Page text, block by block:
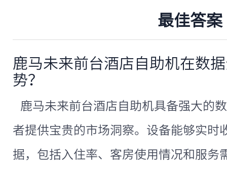
最佳答案
鹿马未来前台酒店自助机在数
势？
鹿马未来前台酒店自助机具备强大的
者提供宝贵的市场洞察。设备能够实时
据，包括入住率、客房使用情况和服务